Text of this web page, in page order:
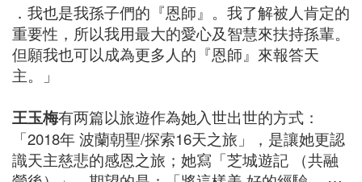
．我也是我孫子們的『恩師』。我了解被人肯定的
重要性，所以我用最大的愛心及智慧來扶持孫輩。
但願我也可以成為更多人的『恩師』來報答天
主。」
王玉梅有两篇以旅遊作為她入世出世的方式：
「2018年 波蘭朝聖/探索16天之旅」，是讓她更認
識天主慈悲的感恩之旅；她寫「芝城遊記 （共融